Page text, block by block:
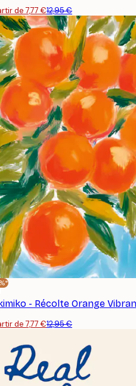
de 7,77 €12,95 €
- Récolte Orange
de 7,77 €12,95 €